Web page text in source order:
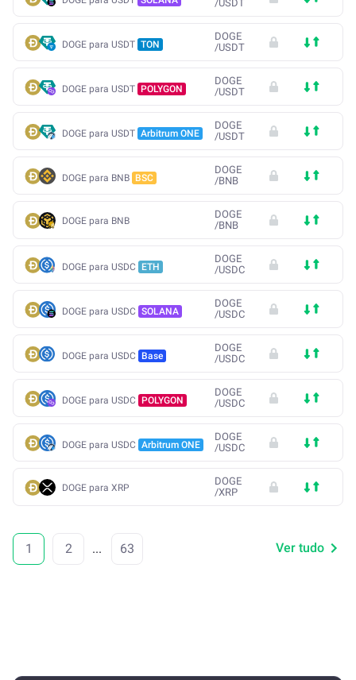
/USDT
DOGE para USDT TON
DOGE
/USDT
DOGE para USDT POLYGON
DOGE
/USDT
DOGE para USDT Arbitrum ONE
DOGE
/USDT
DOGE para BNB BSC
DOGE
/BNB
DOGE para BNB
DOGE
/BNB
DOGE para USDC ETH
DOGE
/USDC
DOGE para USDC SOLANA
DOGE
/USDC
DOGE para USDC Base
DOGE
/USDC
DOGE para USDC POLYGON
DOGE
/USDC
DOGE para USDC Arbitrum ONE
DOGE
/USDC
DOGE para XRP
DOGE
/XRP
1 2 ... 63 Ver tudo